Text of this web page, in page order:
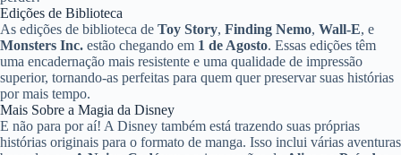
Edições de Biblioteca
As edições de biblioteca de Toy Story, Finding Nemo, Wall-E, e
Monsters Inc. estão chegando em 1 de Agosto. Essas edições têm
uma encadernação mais resistente e uma qualidade de impressão
superior, tornando-as perfeitas para quem quer preservar suas histórias
por mais tempo.
Mais Sobre a Magia da Disney
E não para por aí! A Disney também está trazendo suas próprias
histórias originais para o formato de manga. Isso inclui várias aventuras